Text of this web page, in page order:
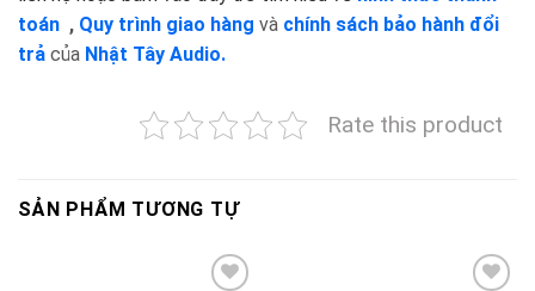
toán , Quy trình giao hàng và chính sách bảo hành đổi
trả của Nhật Tây Audio.
Rate this product
SẢN PHẨM TƯƠNG TỰ